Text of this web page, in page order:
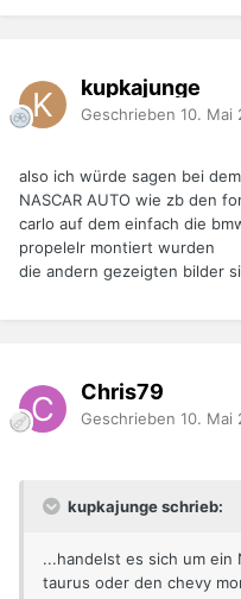
kupkajunge
Geschrieben 10. Mai
also ich würde sagen bei
NASCAR AUTO wie zb den
carlo auf dem einfach die
propelelr montiert wurden
die andern gezeigten bilder
Chris79
Geschrieben 10. Mai
kupkajunge schrieb:
...handelst es sich um ein
taurus oder den chevy